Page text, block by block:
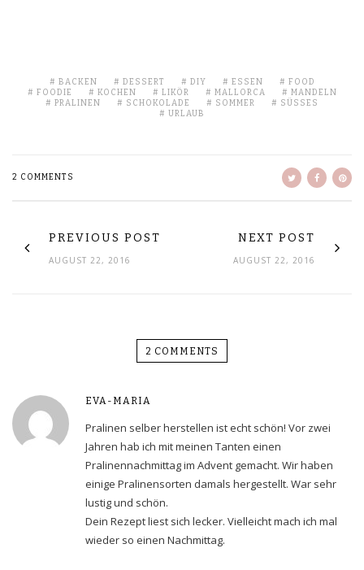
BACKEN DESSERT DIY ESSEN
FOOD
FOODIE
KOCHEN LIKÖR MALLORCA
MANDELN
PRALINEN
SCHOKOLADE SOMMER
SÜSSES
URLAUB
2 COMMENTS
PREVIOUS POST
AUGUST 22, 2016
NEXT POST
AUGUST 22, 2016
2 COMMENTS
EVA-MARIA
Pralinen selber herstellen ist echt schön! Vor zwei
Jahren hab ich mit meinen Tanten einen
Pralinennachmittag im Advent gemacht. Wir haben
einige Pralinensorten damals hergestellt. War sehr
lustig und schön.
Dein Rezept liest sich lecker. Vielleicht mach ich mal
wieder so einen Nachmittag.